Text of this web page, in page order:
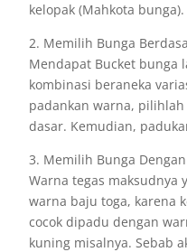
kelopak (Mahkota
2. Memilih Bunga
Mendapat Bucket bunga
kombinasi beraneka
padankan warna,
dasar. Kemudian,
3. Memilih Bunga
Warna tegas maksudnya
warna baju toga, karena
cocok dipadu dengan
kuning misalnya. Sebab